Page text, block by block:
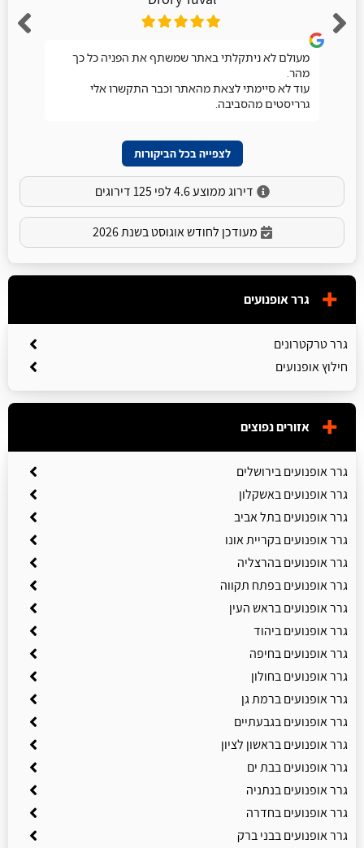
מעולם לא ניתקלתי באתר שמשתף את הפניה כל כך
מהר.
עוד לא סיימתי לצאת מהאתר וכבר התקשרו אלי
גרריסטים מהסביבה.
לצפייה בכל הביקורות
דירוג ממוצע 4.6 לפי 125 דירוגים
מעודכן לחודש אוגוסט בשנת 2026
גרר אופנועים
גרר טרקטרונים
חילוץ אופנועים
אזורים נפוצים
גרר אופנועים בירושלים
גרר אופנועים באשקלון
גרר אופנועים בתל אביב
גרר אופנועים בקריית אונו
גרר אופנועים בהרצליה
גרר אופנועים בפתח תקווה
גרר אופנועים בראש העין
גרר אופנועים ביהוד
גרר אופנועים בחיפה
גרר אופנועים בחולון
גרר אופנועים ברמת גן
גרר אופנועים בגבעתיים
גרר אופנועים בראשון לציון
גרר אופנועים בבת ים
גרר אופנועים בנתניה
גרר אופנועים בחדרה
גרר אופנועים בבני ברק